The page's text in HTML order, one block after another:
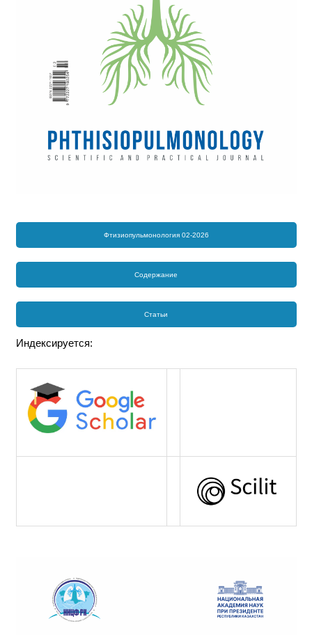
Фтизиопульмонология 02-2026
Содержание
Статьи
Индексируется: